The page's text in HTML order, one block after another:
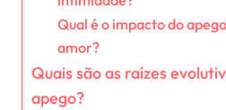
Qual é o impacto do
amor?
Quais são as raízes
apego?